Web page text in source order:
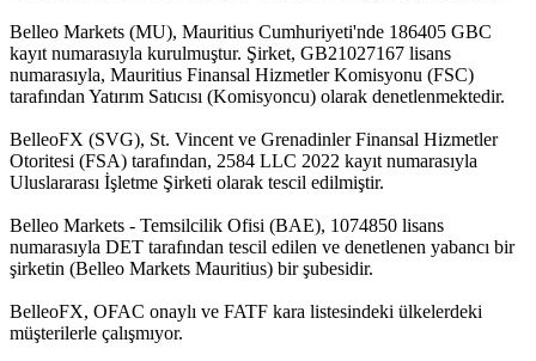
Belleo Markets (MU), Mauritius Cumhuriyeti'nde 186405 GBC
kayıt numarasıyla kurulmuştur. Şirket, GB21027167 lisans
numarasıyla, Mauritius Finansal Hizmetler Komisyonu (FSC)
tarafından Yatırım Satıcısı (Komisyoncu) olarak denetlenmektedir.
BelleoFX (SVG), St. Vincent ve Grenadinler Finansal Hizmetler
Otoritesi (FSA) tarafından, 2584 LLC 2022 kayıt numarasıyla
Uluslararası İşletme Şirketi olarak tescil edilmiştir.
Belleo Markets - Temsilcilik Ofisi (BAE), 1074850 lisans
numarasıyla DET tarafından tescil edilen ve denetlenen yabancı bir
şirketin (Belleo Markets Mauritius) bir şubesidir.
BelleoFX, OFAC onaylı ve FATF kara listesindeki ülkelerdeki
müşterilerle çalışmıyor.